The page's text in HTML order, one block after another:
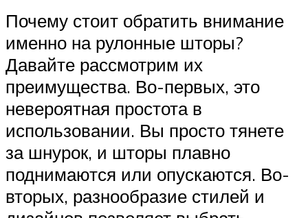
Почему стоит обратить внимание
именно на рулонные шторы?
Давайте рассмотрим их
преимущества. Во-первых, это
невероятная простота в
использовании. Вы просто тянете
за шнурок, и шторы плавно
поднимаются или опускаются. Во-
вторых, разнообразие стилей и